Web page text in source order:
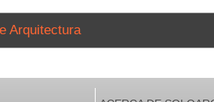
Arquitectura